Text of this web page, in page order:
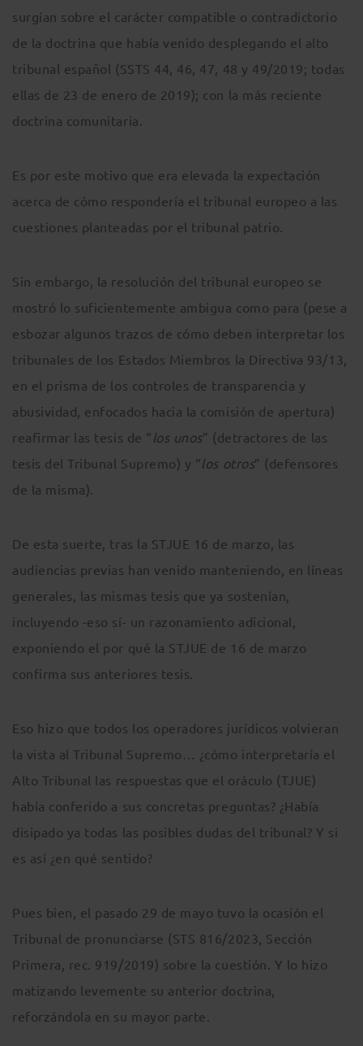
surgían sobre el carácter compatible o contradictorio
de la doctrina que había venido desplegando el alto
tribunal español (SSTS 44, 46, 47, 48 y 49/2019; todas
ellas de 23 de enero de 2019); con la más reciente
doctrina comunitaria.
Es por este motivo que era elevada la expectación
acerca de cómo respondería el tribunal europeo a las
cuestiones planteadas por el tribunal patrio.
Sin embargo, la resolución del tribunal europeo se
mostró lo suficientemente ambigua como para (pese a
esbozar algunos trazos de cómo deben interpretar los
tribunales de los Estados Miembros la Directiva 93/13,
en el prisma de los controles de transparencia y
abusividad, enfocados hacia la comisión de apertura)
reafirmar las tesis de “ los unos” (detractores de las
tesis del Tribunal Supremo) y “los otros” (defensores
de la misma).
De esta suerte, tras la STJUE 16 de marzo, las
audiencias previas han venido manteniendo, en líneas
generales, las mismas tesis que ya sostenían,
incluyendo -eso sí- un razonamiento adicional,
exponiendo el por qué la STJUE de 16 de marzo
confirma sus anteriores tesis.
Eso hizo que todos los operadores jurídicos volvieran
la vista al Tribunal Supremo… ¿cómo interpretaría el
Alto Tribunal las respuestas que el oráculo (TJUE)
había conferido a sus concretas preguntas? ¿Había
disipado ya todas las posibles dudas del tribunal? Y si
es así ¿en qué sentido?
Pues bien, el pasado 29 de mayo tuvo la ocasión el
Tribunal de pronunciarse (STS 816/2023, Sección
Primera, rec. 919/2019) sobre la cuestión. Y lo hizo
matizando levemente su anterior doctrina,
reforzándola en su mayor parte.